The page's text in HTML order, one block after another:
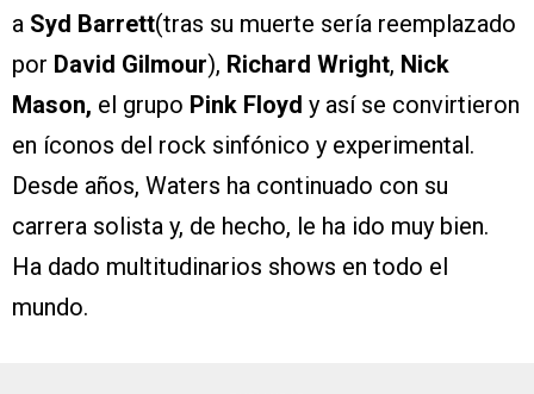
a Syd Barrett(tras su muerte sería reemplazado
por David Gilmour), Richard Wright, Nick
Mason, el grupo Pink Floyd y así se convirtieron
en íconos del rock sinfónico y experimental.
Desde años, Waters ha continuado con su
carrera solista y, de hecho, le ha ido muy bien.
Ha dado multitudinarios shows en todo el
mundo.